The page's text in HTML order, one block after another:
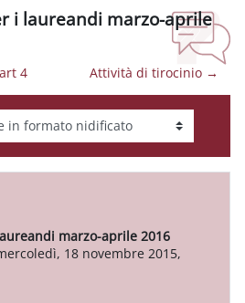
i laureandi marzo-aprile
4 Attività di tirocinio →
marzo-aprile 2016
18 novembre 2015,